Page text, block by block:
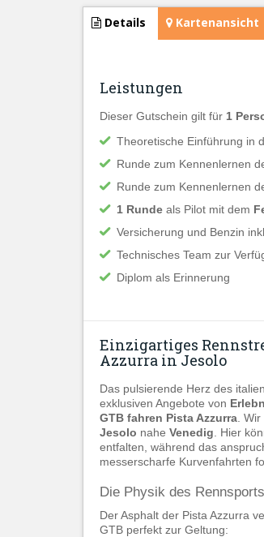
Details Kartenansicht
Leistungen
Dieser Gutschein gilt für 1
Theoretische Einführung in
Runde zum Kennenlernen
Runde zum Kennenlernen
1 Runde als Pilot mit dem
Versicherung und Benzin
Technisches Team zur
Diplom als Erinnerung
Einzigartiges
Azzurra in Jesolo
Das pulsierende Herz des
exklusiven Angebote von
GTB fahren Pista Azzurra .
Jesolo nahe Venedig . Hier
entfalten, während das
messerscharfe Kurvenfahrten
Die Physik des
Der Asphalt der Pista Azzurra
GTB perfekt zur Geltung: